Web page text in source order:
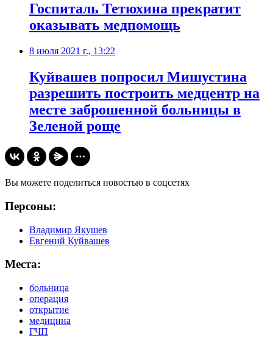
​Госпиталь Тетюхина прекратит
оказывать медпомощь
8 июля 2021 г., 13:22
Куйвашев попросил Мишустина
разрешить построить медцентр на
месте заброшенной больницы в
Зеленой роще
Вы можете поделиться новостью в соцсетях
Персоны:
Владимир Якушев
Евгений Куйвашев
Места:
больница
операция
открытие
медицина
ГЧП